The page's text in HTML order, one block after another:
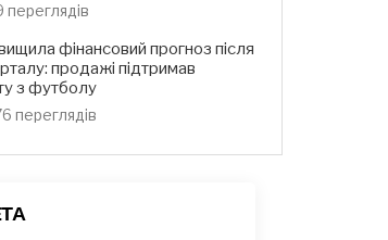
переглядів
фінансовий прогноз після
продажі підтримав
з футболу
переглядів